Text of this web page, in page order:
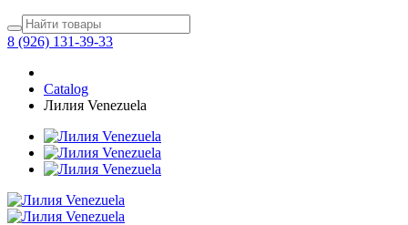
8 (926) 131-39-33
Catalog
Лилия Venezuela